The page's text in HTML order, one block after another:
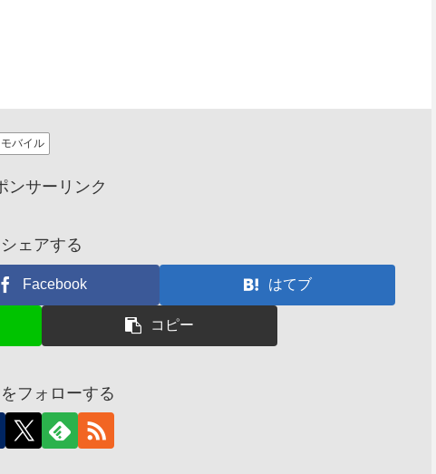
モバイル
ンサーリンク
シェアする
Facebook はてブ
コピー
フォローする